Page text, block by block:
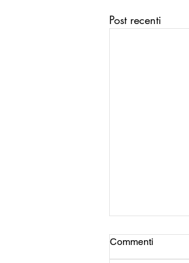
Post recenti
Commenti